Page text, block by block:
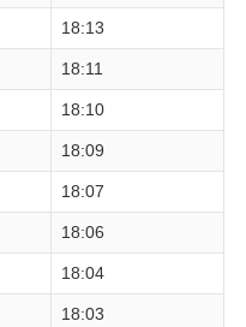
18:13
18:11
18:10
18:09
18:07
18:06
18:04
18:03